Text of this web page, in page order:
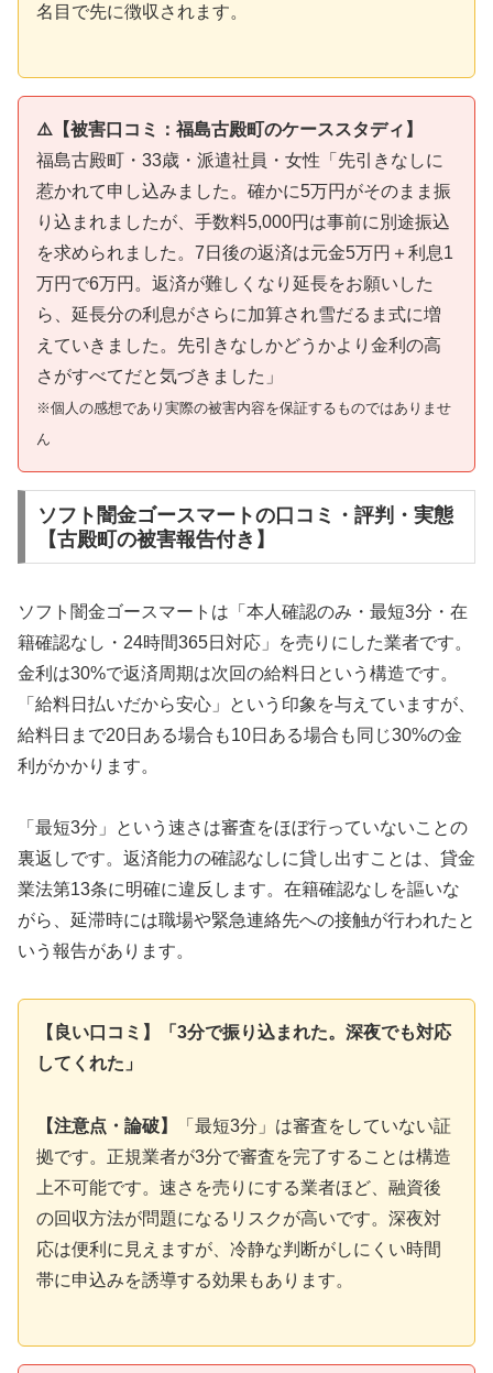
名目で先に徴収されます。
⚠️【被害口コミ：福島古殿町のケーススタディ】
福島古殿町・33歳・派遣社員・女性「先引きなしに
惹かれて申し込みました。確かに5万円がそのまま振
り込まれましたが、手数料5,000円は事前に別途振込
を求められました。7日後の返済は元金5万円＋利息1
万円で6万円。返済が難しくなり延長をお願いした
ら、延長分の利息がさらに加算され雪だるま式に増
えていきました。先引きなしかどうかより金利の高
さがすべてだと気づきました」
※個人の感想であり実際の被害内容を保証するものではありませ
ん
ソフト闇金ゴースマートの口コミ・評判・実態
【古殿町の被害報告付き】
ソフト闇金ゴースマートは「本人確認のみ・最短3分・在
籍確認なし・24時間365日対応」を売りにした業者です。
金利は30%で返済周期は次回の給料日という構造です。
「給料日払いだから安心」という印象を与えていますが、
給料日まで20日ある場合も10日ある場合も同じ30%の金
利がかかります。
「最短3分」という速さは審査をほぼ行っていないことの
裏返しです。返済能力の確認なしに貸し出すことは、貸金
業法第13条に明確に違反します。在籍確認なしを謳いな
がら、延滞時には職場や緊急連絡先への接触が行われたと
いう報告があります。
【良い口コミ】「3分で振り込まれた。深夜でも対応
してくれた」
【注意点・論破】
「最短3分」は審査をしていない証
拠です。正規業者が3分で審査を完了することは構造
上不可能です。速さを売りにする業者ほど、融資後
の回収方法が問題になるリスクが高いです。深夜対
応は便利に見えますが、冷静な判断がしにくい時間
帯に申込みを誘導する効果もあります。